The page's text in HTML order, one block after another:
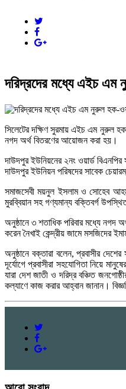
দরিদ্রদের মধ্যে এইচ এম
সিলেটের দক্ষিণ সুরমায় এইচ এম নুরুল হক-
নগদ অর্থ বিতরণের আয়োজন করা হয়।
দাউদপুর ইউনিয়নের ২নং ওয়ার্ড
দাউদপুর ইউনিয়ন পরিষদের সাবেক
সমাজসেবী ময়নুল ইসলাম ও সোহেব
মুরব্বিয়ান সহ গণ্যমান্য বক্তিবর্গ
অনুষ্ঠানে ৩ শতাধিক পরিবার মধ্যে নগদ
করেন নৈখাই কেন্দ্রীয় জামে মসজিদের
অনুষ্ঠানে বক্তারা বলেন, প্রবাসীর
দূর্যোগে প্রবাসীরা সহযোগিতা নিয়ে
যারা দেশ জাতী ও দরিদ্র বঞ্চিত
কল্যাণে কাজ করার আহ্বান জানান।